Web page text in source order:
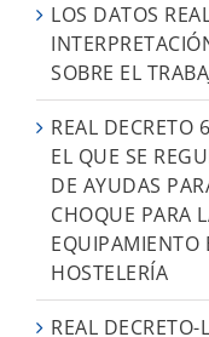
LOS DATOS
SOBRE EL
REAL DECRETO
EL QUE SE
DE AYUDAS
CHOQUE PARA
EQUIPAMIENTO
HOSTELERÍA
REAL